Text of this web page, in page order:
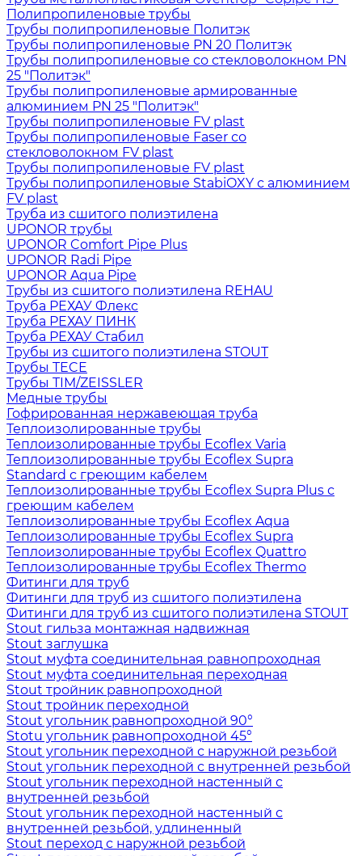
Полипропиленовые трубы
Трубы полипропиленовые Политэк
Трубы полипропиленовые PN 20 Политэк
Трубы полипропиленовые со стекловолокном PN
25 "Политэк"
Трубы полипропиленовые армированные
алюминием PN 25 "Политэк"
Трубы полипропиленовые FV plast
Трубы полипропиленовые Faser со
стекловолокном FV plast
Трубы полипропиленовые FV plast
Трубы полипропиленовые StabiOXY с алюминием
FV plast
Труба из сшитого полиэтилена
UPONOR трубы
UPONOR Comfort Pipe Plus
UPONOR Radi Pipe
UPONOR Aqua Pipe
Трубы из сшитого полиэтилена REHAU
Труба РЕХАУ Флекс
Труба РЕХАУ ПИНК
Труба РЕХАУ Стабил
Трубы из сшитого полиэтилена STOUT
Трубы TECE
Трубы TIM/ZEISSLER
Медные трубы
Гофрированная нержавеющая труба
Теплоизолированные трубы
Теплоизолированные трубы Ecoflex Varia
Теплоизолированные трубы Ecoflex Supra
Standard с греющим кабелем
Теплоизолированные трубы Ecoflex Supra Plus с
греющим кабелем
Теплоизолированные трубы Ecoflex Aqua
Теплоизолированные трубы Ecoflex Supra
Теплоизолированные трубы Ecoflex Quattro
Теплоизолированные трубы Ecoflex Thermo
Фитинги для труб
Фитинги для труб из сшитого полиэтилена
Фитинги для труб из сшитого полиэтилена STOUT
Stout гильза монтажная надвижная
Stout заглушка
Stout муфта соединительная равнопроходная
Stout муфта соединительная переходная
Stout тройник равнопроходной
Stout тройник переходной
Stout угольник равнопроходной 90°
Stotu угольник равнопроходной 45°
Stout угольник переходной с наружной резьбой
Stout угольник переходной с внутренней резьбой
Stout угольник переходной настенный с
внутренней резьбой
Stout угольник переходной настенный с
внутренней резьбой, удлиненный
Stout переход с наружной резьбой